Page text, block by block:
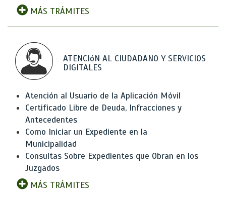
MÁS TRÁMITES
ATENCIóN AL CIUDADANO Y SERVICIOS
DIGITALES
Atención al Usuario de la Aplicación Móvil
Certificado Libre de Deuda, Infracciones y
Antecedentes
Como Iniciar un Expediente en la
Municipalidad
Consultas Sobre Expedientes que Obran en los
Juzgados
MÁS TRÁMITES